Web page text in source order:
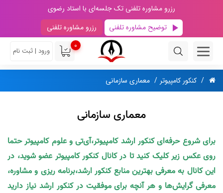
رزرو مشاوره تلفنی تک جلسه‌ای با استاد رضوی
توضیح مشاوره تلفنی
رزرو مشاوره تلفنی
0
ورود | ثبت نام
کنکور کامپیوتر معماری سازمانی
معماری سازمانی
برای شروع حرفه‌ای کنکور ارشد کامپیوتر،آی‌تی و علوم کامپیوتر حتما
روی عکس زیر کلیک کنید تا در کانال کنکور کامپیوتر عضو شوید، در
این کانال به معرفی بهترین منابع کنکور ارشد،برنامه ریزی و مشاوره،
معرفی گرایش‌ها و هر آنچه برای موفقیت در کنکور ارشد نیاز دارید